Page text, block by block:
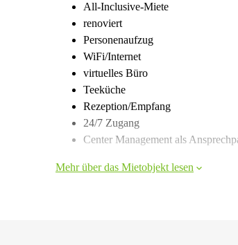
All-Inclusive-Miete
renoviert
Personenaufzug
WiFi/Internet
virtuelles Büro
Teeküche
Rezeption/Empfang
24/7 Zugang
Center Management als
Mehr über das Mietobjekt lesen